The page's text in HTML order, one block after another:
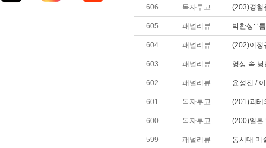
606 독자투고 (203)경험
605 패널리뷰 박찬상: ‘
604 패널리뷰 (202)이정
603 패널리뷰 영상 속
602 패널리뷰 윤성진 /
601 독자투고 (201)괴테
600 독자투고 (200)일본
599 패널리뷰 동시대 미